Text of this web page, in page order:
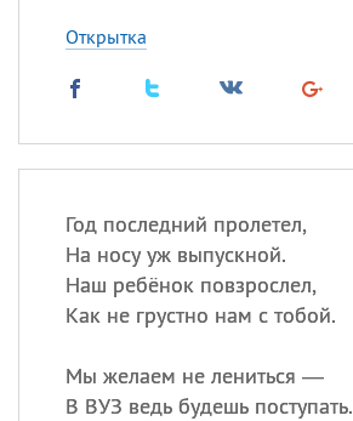
Открытка
Год последний пролетел,
На носу уж выпускной.
Наш ребёнок повзрослел,
Как не грустно нам с тобой.
Мы желаем не лениться —
В ВУЗ ведь будешь поступать.